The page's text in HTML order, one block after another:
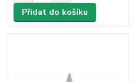
Přidat do košíku